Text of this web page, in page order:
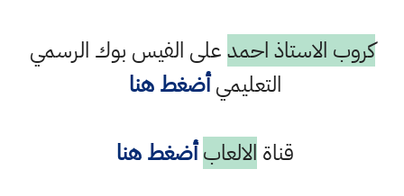
كروب الاستاذ احمدعلى الفيس بوك الرسمي
التعليميأضغط هنا
قناة الالعاب أضغط هنا